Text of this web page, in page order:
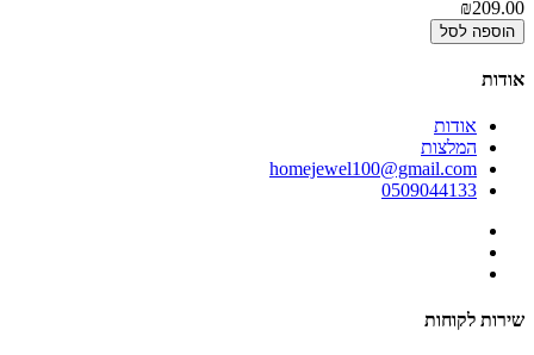
₪209.00
הוספה לסל
אודות
אודות
המלצות
homejewel100@gmail.com
0509044133
שירות לקוחות